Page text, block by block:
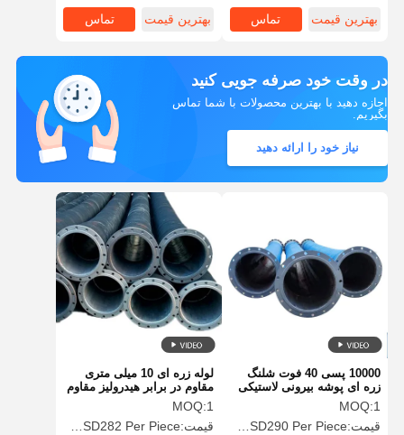
بهترین قیمت
تماس
بهترین قیمت
تماس
در وقت خود صرفه جویی کنید
اجازه دهید با بهترین محصولات با شما تماس
بگیریم.
نیاز خود را ارائه دهید
10000 پسی 40 فوت شلنگ
زره ای پوشه بیرونی لاستیکی
کامپوزیت 30 سال عمر
MOQ:1
قیمت:USD70 to USD290 Per Piece
لوله زره ای 10 میلی متری
مقاوم در برابر هیدرولیز مقاوم
در برابر سایش غیر سمی لایه
بیرونی ضد سایش
MOQ:1
قیمت:USD52 to USD282 Per Piece